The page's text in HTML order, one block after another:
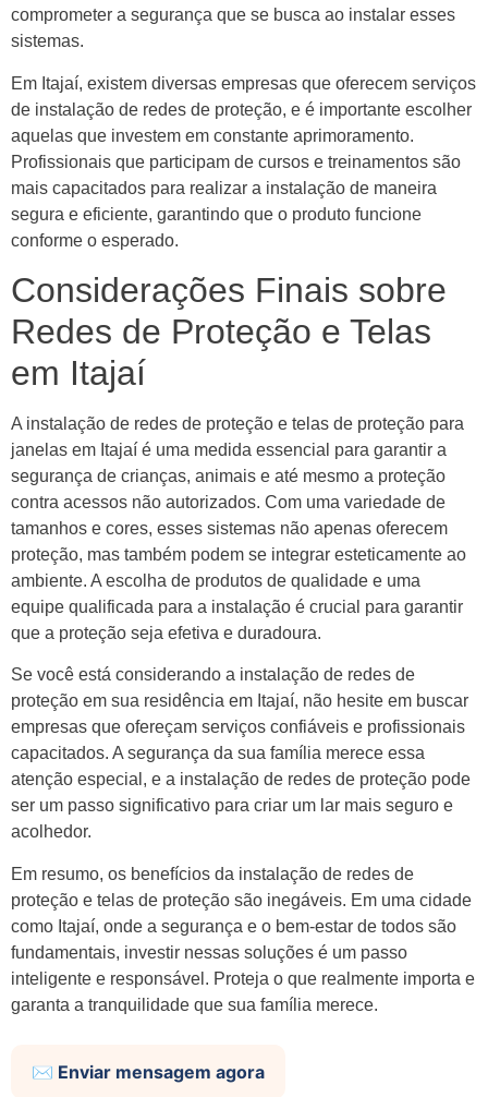
comprometer a segurança que se busca ao instalar esses
sistemas.
Em Itajaí, existem diversas empresas que oferecem serviços
de instalação de redes de proteção, e é importante escolher
aquelas que investem em constante aprimoramento.
Profissionais que participam de cursos e treinamentos são
mais capacitados para realizar a instalação de maneira
segura e eficiente, garantindo que o produto funcione
conforme o esperado.
Considerações Finais sobre
Redes de Proteção e Telas
em Itajaí
A instalação de redes de proteção e telas de proteção para
janelas em Itajaí é uma medida essencial para garantir a
segurança de crianças, animais e até mesmo a proteção
contra acessos não autorizados. Com uma variedade de
tamanhos e cores, esses sistemas não apenas oferecem
proteção, mas também podem se integrar esteticamente ao
ambiente. A escolha de produtos de qualidade e uma
equipe qualificada para a instalação é crucial para garantir
que a proteção seja efetiva e duradoura.
Se você está considerando a instalação de redes de
proteção em sua residência em Itajaí, não hesite em buscar
empresas que ofereçam serviços confiáveis e profissionais
capacitados. A segurança da sua família merece essa
atenção especial, e a instalação de redes de proteção pode
ser um passo significativo para criar um lar mais seguro e
acolhedor.
Em resumo, os benefícios da instalação de redes de
proteção e telas de proteção são inegáveis. Em uma cidade
como Itajaí, onde a segurança e o bem-estar de todos são
fundamentais, investir nessas soluções é um passo
inteligente e responsável. Proteja o que realmente importa e
garanta a tranquilidade que sua família merece.
✉️ Enviar mensagem agora